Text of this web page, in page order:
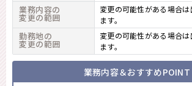
業務内容の
変更の範囲
変更の可能性がある場合
ます。
勤務地の
変更の範囲
変更の可能性がある場合
ます。
業務内容＆おすすめPOINT